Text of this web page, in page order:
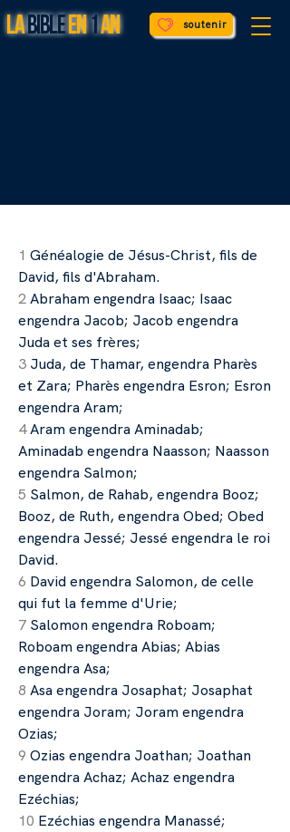
soutenir
LABIBLEEN1AN
1 Généalogie de Jésus-Christ, fils de
David, fils d'Abraham.
2Abraham engendra Isaac; Isaac
engendra Jacob; Jacob engendra
Juda et ses frères;
3 Juda, de Thamar, engendra Pharès
et Zara; Pharès engendra Esron; Esron
engendra Aram;
4Aram engendra Aminadab;
Aminadab engendra Naasson; Naasson
engendra Salmon;
5 Salmon, de Rahab, engendra Booz;
Booz, de Ruth, engendra Obed; Obed
engendra Jessé; Jessé engendra le roi
David.
6 David engendra Salomon, de celle
qui fut la femme d'Urie;
7 Salomon engendra Roboam;
Roboam engendra Abias; Abias
engendra Asa;
8 Asa engendra Josaphat; Josaphat
engendra Joram; Joram engendra
Ozias;
9 Ozias engendra Joathan; Joathan
engendra Achaz; Achaz engendra
Ezéchias;
10 Ezéchias engendra Manassé;